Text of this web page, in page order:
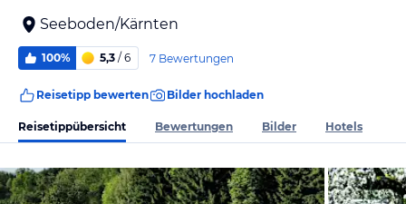
Seeboden/Kärnten
100% 5,3 / 6 7 Bewertungen
Reisetipp bewerten Bilder hochladen
Reisetippübersicht Bewertungen Bilder Hotels